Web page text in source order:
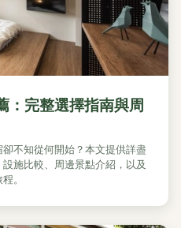
：完整選擇指南與周
不知從何開始？本文提供詳盡
施比較、周邊景點介紹，以及
。